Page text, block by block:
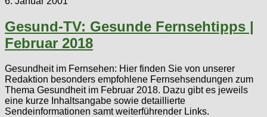
Gesund-TV: Gesunde Fernsehtipps |
Februar 2018
Gesundheit im Fernsehen: Hier finden Sie von unserer
Redaktion besonders empfohlene Fernsehsendungen zum
Thema Gesundheit im Februar 2018. Dazu gibt es jeweils
eine kurze Inhaltsangabe sowie detaillierte
Sendeinformationen samt weiterführender Links.